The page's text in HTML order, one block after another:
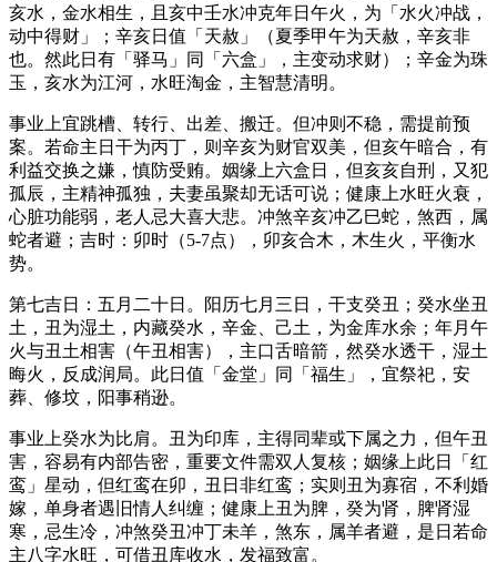
亥水，金水相生，且亥中壬水冲克年日午火，为「水火冲战，
动中得财」；辛亥日值「天赦」（夏季甲午为天赦，辛亥非
也。然此日有「驿马」同「六盒」，主变动求财）；辛金为珠
玉，亥水为江河，水旺淘金，主智慧清明。
事业上宜跳槽、转行、出差、搬迁。但冲则不稳，需提前预
案。若命主日干为丙丁，则辛亥为财官双美，但亥午暗合，有
利益交换之嫌，慎防受贿。姻缘上六盒日，但亥亥自刑，又犯
孤辰，主精神孤独，夫妻虽聚却无话可说；健康上水旺火衰，
心脏功能弱，老人忌大喜大悲。冲煞辛亥冲乙巳蛇，煞西，属
蛇者避；吉时：卯时（5-7点），卯亥合木，木生火，平衡水
势。
第七吉日：五月二十日。阳历七月三日，干支癸丑；癸水坐丑
土，丑为湿土，内藏癸水，辛金、己土，为金库水余；年月午
火与丑土相害（午丑相害），主口舌暗箭，然癸水透干，湿土
晦火，反成润局。此日值「金堂」同「福生」，宜祭祀，安
葬、修坟，阳事稍逊。
事业上癸水为比肩。丑为印库，主得同辈或下属之力，但午丑
害，容易有内部告密，重要文件需双人复核；姻缘上此日「红
鸾」星动，但红鸾在卯，丑日非红鸾；实则丑为寡宿，不利婚
嫁，单身者遇旧情人纠缠；健康上丑为脾，癸为肾，脾肾湿
寒，忌生冷，冲煞癸丑冲丁未羊，煞东，属羊者避，是日若命
主八字水旺，可借丑库收水，发福致富。